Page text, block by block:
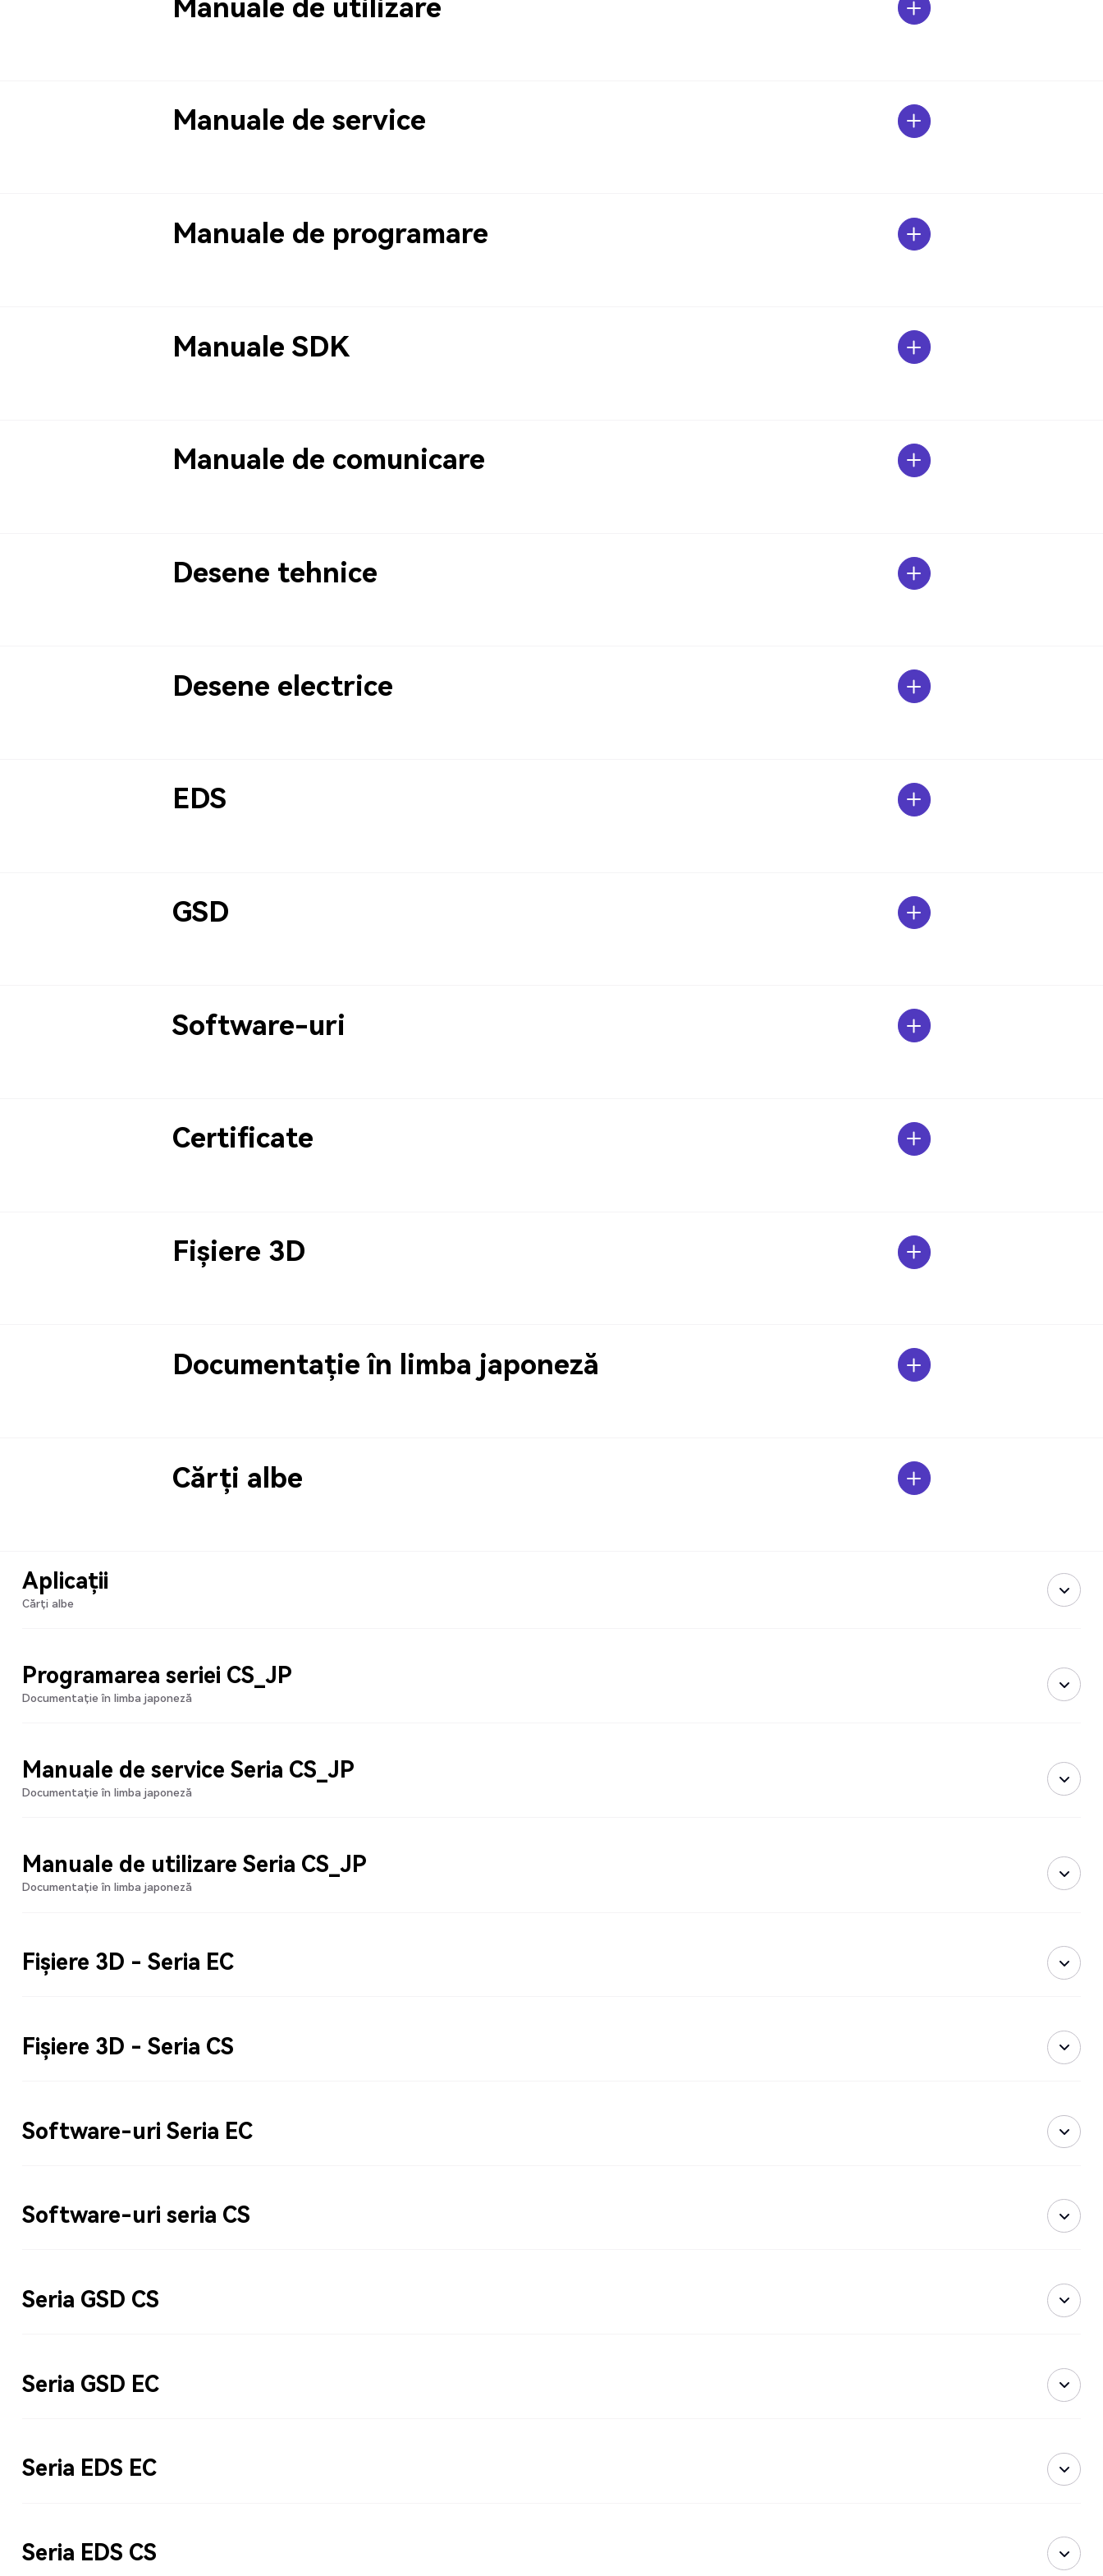
Manuale de utilizare
Manuale de service
Manuale de programare
Manuale SDK
Manuale de comunicare
Desene tehnice
Desene electrice
EDS
GSD
Software-uri
Certificate
Fișiere 3D
Documentație în limba japoneză
Cărți albe
Aplicații
Cărți albe
Programarea seriei CS_JP
Documentație în limba japoneză
Manuale de service Seria CS_JP
Documentație în limba japoneză
Manuale de utilizare Seria CS_JP
Documentație în limba japoneză
Fișiere 3D - Seria EC
Fișiere 3D - Seria CS
Software-uri Seria EC
Software-uri seria CS
Seria GSD CS
Seria GSD EC
Seria EDS EC
Seria EDS CS